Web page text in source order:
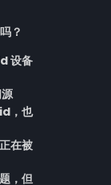
？
设备
，也
在被
，但